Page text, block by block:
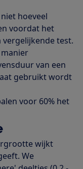
hoeveel
voordat het
test.
van een
gebruikt wordt
voor 60% het
wijkt
We